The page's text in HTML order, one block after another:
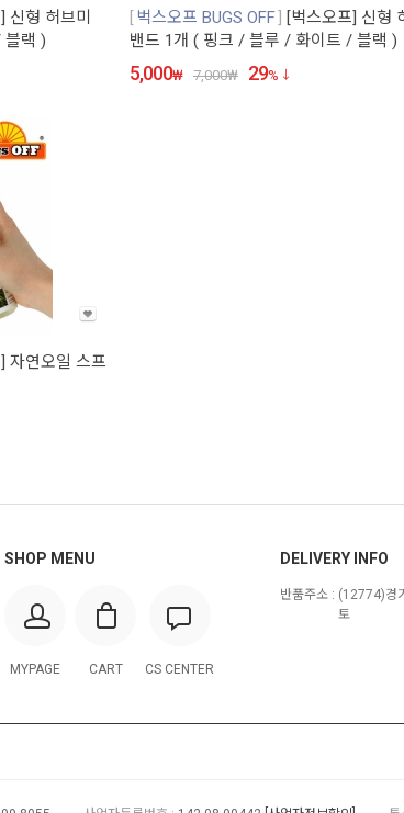
신형 허브미
랙 )
벅스오프 BUGS OFF
[벅스오프] 신형
밴드 1개 ( 핑크 / 블루 / 화이트 / 블랙 )
5,000₩ 7,000₩ 29%
자연오일 스프
SHOP MENU
MYPAGE CART CS CENTER
DELIVERY INFO
반품주소 : (12774)경
토